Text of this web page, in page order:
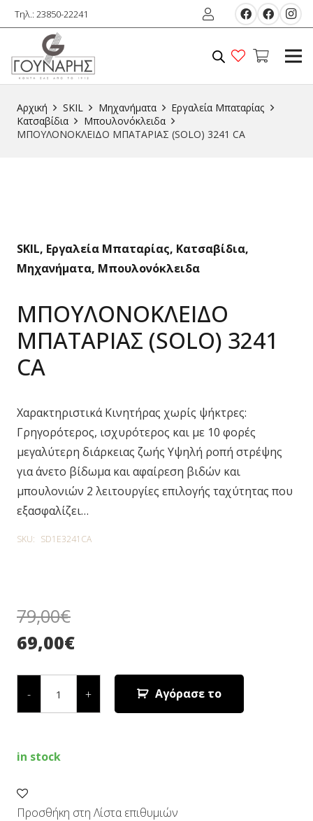
Τηλ.: 23850-22241
Αρχική SKIL Μηχανήματα
Εργαλεία Μπαταρίας
Κατσαβίδια
Μπουλονόκλειδα
ΜΠΟΥΛΟΝΟΚΛΕΙΔΟ ΜΠΑΤΑΡΙΑΣ (SOLO) 3241 CA
SKIL, Εργαλεία Μπαταρίας, Κατσαβίδια,
Μηχανήματα, Μπουλονόκλειδα
ΜΠΟΥΛΟΝΟΚΛΕΙΔΟ
ΜΠΑΤΑΡΙΑΣ (SOLO) 3241
CA
Χαρακτηριστικά Κινητήρας χωρίς ψήκτρες:
Γρηγορότερος, ισχυρότερος και με 10 φορές
μεγαλύτερη διάρκειας ζωής Υψηλή ροπή στρέψης
για άνετο βίδωμα και αφαίρεση βιδών και
μπουλονιών 2 λειτουργίες επιλογής ταχύτητας που
εξασφαλίζει…
SKU: SD1E3241CA
79,00€
69,00€
-
ΜΠΟΥΛΟΝΟΚΛΕΙΔΟ
ΜΠΑΤΑΡΙΑΣ
(SOLO)
3241
+ Αγόρασε το
in stock
Προσθήκη στη Λίστα επιθυμιών